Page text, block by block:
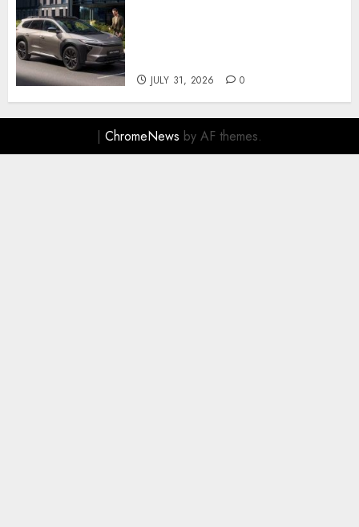
JULY 31, 2026 0
| ChromeNews by AF themes.